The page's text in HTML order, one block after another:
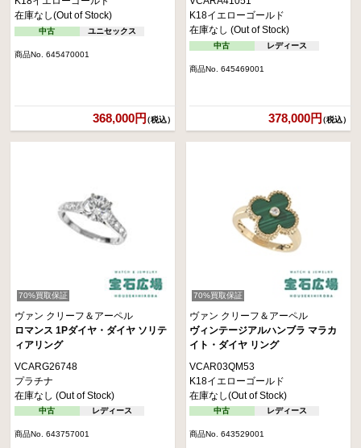
在庫なし(Out of Stock)
中古 ユニセックス
商品No. 645470001
368,000円（税込）
K18イエローゴールド
在庫なし (Out of Stock)
中古 レディース
商品No. 645469001
378,000円（税込）
70%買取保証
ヴァン クリーフ＆アーペル
ロマンス 1Pダイヤ・ダイヤ ソリテ
ィアリング
VCARG26748
プラチナ
在庫なし (Out of Stock)
中古 レディース
商品No. 643757001
70%買取保証
ヴァン クリーフ＆アーペル
ヴィンテージアルハンブラ マラカ
イト・ダイヤ リング
VCAR03QM53
K18イエローゴールド
在庫なし(Out of Stock)
中古 レディース
商品No. 643529001